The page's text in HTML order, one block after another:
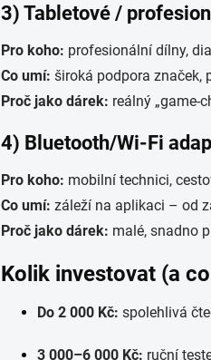
3) Tabletové /
Pro koho: profesionální dílny,
Co umí: široká podpora značek,
Proč jako dárek: reálný „game-
4) Bluetooth/Wi-Fi
Pro koho: mobilní technici,
Co umí: záleží na aplikaci – od
Proč jako dárek: malé, snadno
Kolik investovat (a
Do 2 000 Kč: spolehlivá
3 000–6 000 Kč: ruční